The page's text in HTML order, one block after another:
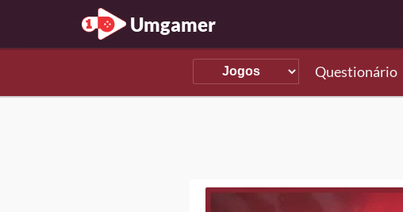
Umgamer
Questionário